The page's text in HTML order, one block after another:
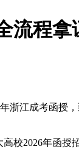
流程
江成考函授
校2026年函